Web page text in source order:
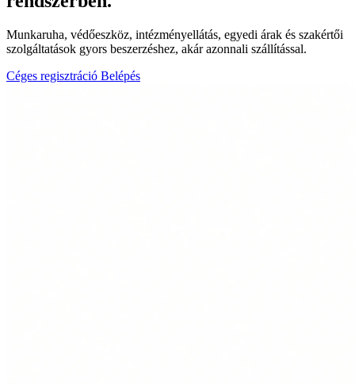
Munkaruha, védőeszköz, intézményellátás, egyedi árak és szakértői
szolgáltatások gyors beszerzéshez, akár azonnali szállítással.
Céges regisztráció Belépés